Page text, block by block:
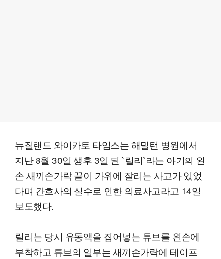
뉴질랜드 와이카토 타임스는 해밀턴 병원에서
지난 8월 30일 생후 3일 된 `릴리`라는 아기의 왼
손 새끼손가락 끝이 가위에 잘리는 사고가 있었
다며 간호사의 실수로 인한 의료사고라고 14일
보도했다.
릴리는 당시 유동액을 집어넣는 튜브를 왼손에
부착하고 튜브의 일부는 새끼손가락에 테이프